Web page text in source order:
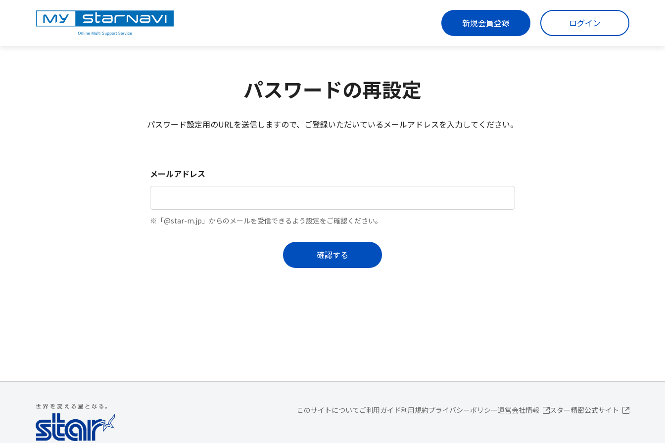
新規会員登録 ログイン
パスワードの再設定
パスワード設定用のURLを送信しますので、ご登録いただいているメールアドレスを入力してください。
メールアドレス
※「@star-m.jp」からのメールを受信できるよう設定をご確認ください。
確認する
このサイトについて ご利用ガイド利用規約プライバシーポリシー運営会社情報 スター精密公式サイト